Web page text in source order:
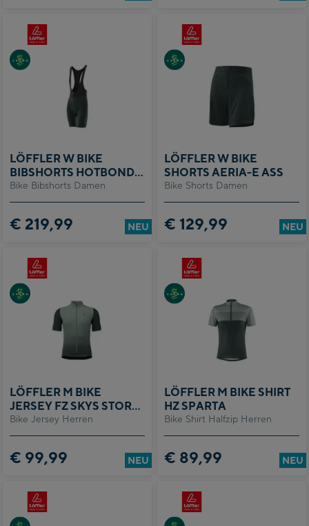
Bike Bibshorts Damen
LÖFFLER W BIKE
BIBSHORTS HOTBOND
RF S
€ 219,99 NEU
Bike Shorts Damen
LÖFFLER W BIKE
SHORTS AERIA-E ASS
€ 129,99 NEU
Bike Jersey Herren
LÖFFLER M BIKE
JERSEY FZ SKYS STORM
MI
€ 99,99 NEU
Bike Shirt Halfzip Herren
LÖFFLER M BIKE SHIRT
HZ SPARTA
€ 89,99 NEU